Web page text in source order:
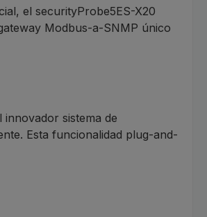
el securityProbe5ES-X20
Modbus-a-SNMP único
sistema de
Esta funcionalidad plug-and-